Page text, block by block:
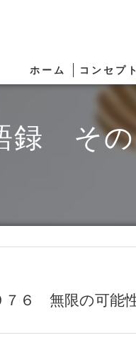
ホーム コンセプト
録 そ
６ 無限の可能